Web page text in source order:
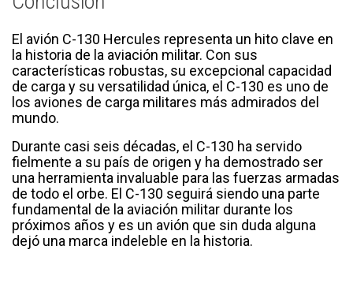
El avión C-130 Hercules representa un hito clave en
la historia de la aviación militar. Con sus
características robustas, su excepcional capacidad
de carga y su versatilidad única, el C-130 es uno de
los aviones de carga militares más admirados del
mundo.
Durante casi seis décadas, el C-130 ha servido
fielmente a su país de origen y ha demostrado ser
una herramienta invaluable para las fuerzas armadas
de todo el orbe. El C-130 seguirá siendo una parte
fundamental de la aviación militar durante los
próximos años y es un avión que sin duda alguna
dejó una marca indeleble en la historia.